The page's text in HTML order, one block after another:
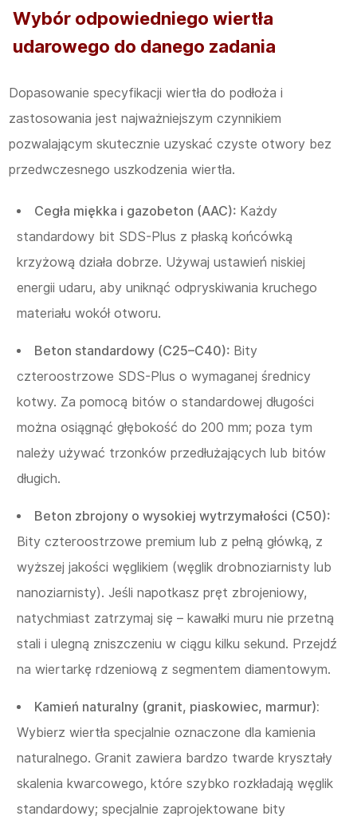
Wybór odpowiedniego wiertła
udarowego do danego zadania
Dopasowanie specyfikacji wiertła do podłoża i
zastosowania jest najważniejszym czynnikiem
pozwalającym skutecznie uzyskać czyste otwory bez
przedwczesnego uszkodzenia wiertła.
Cegła miękka i gazobeton (AAC): Każdy
standardowy bit SDS-Plus z płaską końcówką
krzyżową działa dobrze. Używaj ustawień niskiej
energii udaru, aby uniknąć odpryskiwania kruchego
materiału wokół otworu.
Beton standardowy (C25–C40): Bity
czteroostrzowe SDS-Plus o wymaganej średnicy
kotwy. Za pomocą bitów o standardowej długości
można osiągnąć głębokość do 200 mm; poza tym
należy używać trzonków przedłużających lub bitów
długich.
Beton zbrojony o wysokiej wytrzymałości (C50):
Bity czteroostrzowe premium lub z pełną główką, z
wyższej jakości węglikiem (węglik drobnoziarnisty lub
nanoziarnisty). Jeśli napotkasz pręt zbrojeniowy,
natychmiast zatrzymaj się – kawałki muru nie przetną
stali i ulegną zniszczeniu w ciągu kilku sekund. Przejdź
na wiertarkę rdzeniową z segmentem diamentowym.
Kamień naturalny (granit, piaskowiec, marmur):
Wybierz wiertła specjalnie oznaczone dla kamienia
naturalnego. Granit zawiera bardzo twarde kryształy
skalenia kwarcowego, które szybko rozkładają węglik
standardowy; specjalnie zaprojektowane bity